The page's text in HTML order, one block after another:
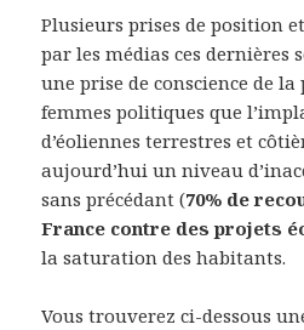
Plusieurs prises de position
par les médias ces dernières
une prise de conscience de
femmes politiques que
d’éoliennes terrestres et
aujourd’hui un niveau
sans précédant (70% de
France contre des projets
la saturation des habitants.
Vous trouverez ci-dessous